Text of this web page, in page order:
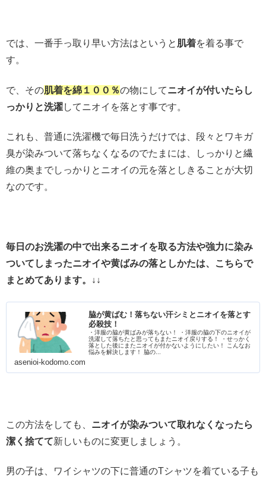
では、一番手っ取り早い方法はというと 肌着を着る事で
す。
で、その肌着を綿１００％の物にしてニオイが付いたらし
っかりと洗濯してニオイを落とす事です。
これも、普通に洗濯機で毎日洗うだけでは、段々とワキガ
臭が染みついて落ちなくなるのでたまには、しっかりと繊
維の奥までしっかりとニオイの元を落としきることが大切
なのです。
毎日のお洗濯の中で出来るニオイを取る方法や強力に染み
ついてしまったニオイや黄ばみの落としかたは、こちらで
まとめてあります。↓↓
脇が黄ばむ！落ちない汗シミとニオイを落とす
必殺技！
・洋服の脇が黄ばみが落ちない！ ・洋服の脇の下のニオイが
洗濯して落ちたと思ってもまたニオイ戻りする！ ・せっかく
落とした後にまたニオイが付かないようにしたい！ こんなお
悩みを解決します！ 脇の...
asenioi-kodomo.com
この方法をしても、 ニオイが染みついて取れなくなったら
潔く捨てて新しいものに変更しましょう。
男の子は、ワイシャツの下に普通のTシャツを着ている子も